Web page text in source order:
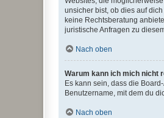
unsicher bist, ob dies auf
keine Rechtsberatung
juristische Anfragen zu
Nach oben
Warum kann ich mich nicht
Es kann sein, dass die
Benutzername, mit dem du
Nach oben